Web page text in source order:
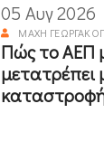
05 Αυγ 2026
ΜΆΧΗ
Πώς το ΑΕΠ
μετατρέπει